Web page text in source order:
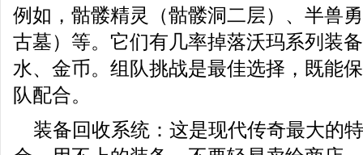
例如，骷髅精灵（骷髅洞二层）、半兽
古墓）等。它们有几率掉落沃玛系列装
水、金币。组队挑战是最佳选择，既能
队配合。
装备回收系统：这是现代传奇最大的